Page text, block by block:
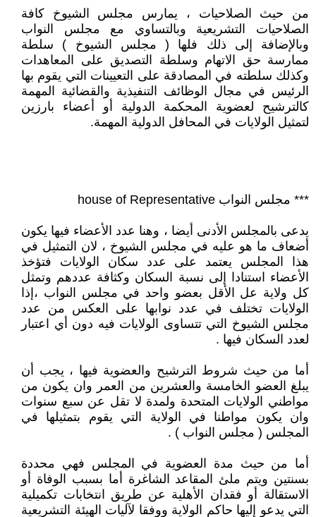
من حيث الصلاحيات ، يمارس مجلس الشيوخ كافة
الصلاحيات التشريعية وبالتساوي مع مجلس النواب
وبالإضافة إلى ذلك فلها ( مجلس الشيوخ ) سلطة
ممارسة حق الاتهام وسلطة التصديق على المعاهدات
وكذلك سلطته في المصادقة على التعيينات التي يقوم بها
الرئيس في مجال الوظائف التنفيذية والقضائية المهمة
كالترشيح لعضوية المحكمة الدولية أو أعضاء بارزين
لتمثيل الولايات في المحافل الدولية المهمة.
*** مجلس النواب house of Representative
يدعى بالمجلس الأدنى أيضا ، وهنا عدد الأعضاء فيها يكون
أضعاف ما هو عليه في مجلس الشيوخ ، لان التمثيل في
هذا المجلس يعتمد على عدد سكان الولايات فتؤخذ
الأعضاء استنادا إلى نسبة السكان وكثافة عددهم وتمثل
كل ولاية عل الأقل بعضو واحد في مجلس النواب ،إذا
الولايات تختلف في عدد نوابها على العكس من عدد
مجلس الشيوخ التي تتساوى الولايات فيه دون أي اعتبار
لعدد السكان فيها .
أما من حيث شروط الترشيح والعضوية فيها ، يجب أن
يبلغ العضو الخامسة والعشرين من العمر وان يكون من
مواطني الولايات المتحدة ولمدة لا تقل عن سبع سنوات
وان يكون مواطنا في الولاية التي يقوم بتمثيلها في
المجلس ( مجلس النواب ) .
أما من حيث مدة العضوية في المجلس فهي محددة
بسنتين ويتم ملئ المقاعد الشاغرة أما بسبب الوفاة أو
الاستقالة أو فقدان الأهلية عن طريق انتخابات تكميلية
التي يدعو إليها حاكم الولاية ووفقا لآليات الهيئة التشريعية